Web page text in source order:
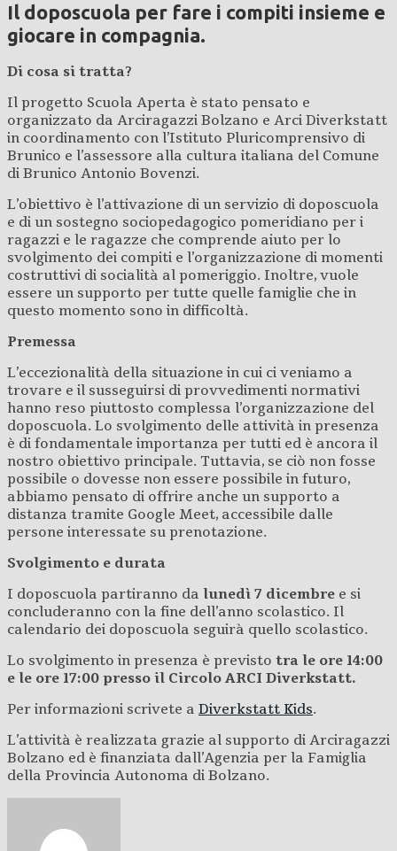
Il doposcuola per fare i compiti insieme e
giocare in compagnia.
Di cosa si tratta?
Il progetto Scuola Aperta è stato pensato e
organizzato da Arciragazzi Bolzano e Arci Diverkstatt
in coordinamento con l’Istituto Pluricomprensivo di
Brunico e l’assessore alla cultura italiana del Comune
di Brunico Antonio Bovenzi.
L’obiettivo è l’attivazione di un servizio di doposcuola
e di un sostegno sociopedagogico pomeridiano per i
ragazzi e le ragazze che comprende aiuto per lo
svolgimento dei compiti e l’organizzazione di momenti
costruttivi di socialità al pomeriggio. Inoltre, vuole
essere un supporto per tutte quelle famiglie che in
questo momento sono in difficoltà.
Premessa
L’eccezionalità della situazione in cui ci veniamo a
trovare e il susseguirsi di provvedimenti normativi
hanno reso piuttosto complessa l’organizzazione del
doposcuola. Lo svolgimento delle attività in presenza
è di fondamentale importanza per tutti ed è ancora il
nostro obiettivo principale. Tuttavia, se ciò non fosse
possibile o dovesse non essere possibile in futuro,
abbiamo pensato di offrire anche un supporto a
distanza tramite Google Meet, accessibile dalle
persone interessate su prenotazione.
Svolgimento e durata
I doposcuola partiranno da lunedì 7 dicembre e si
concluderanno con la fine dell’anno scolastico. Il
calendario dei doposcuola seguirà quello scolastico.
Lo svolgimento in presenza è previsto tra le ore 14:00
e le ore 17:00 presso il Circolo ARCI Diverkstatt.
Per informazioni scrivete a Diverkstatt Kids.
L’attività è realizzata grazie al supporto di Arciragazzi
Bolzano ed è finanziata dall’Agenzia per la Famiglia
della Provincia Autonoma di Bolzano.